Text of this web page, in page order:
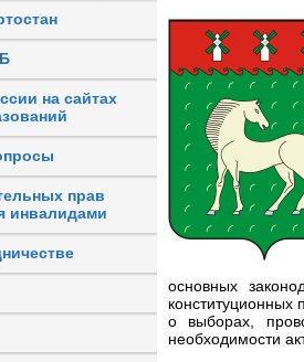
на сайтах
прав
инвалидами
основных
конституционных
о выборах,
необходимости